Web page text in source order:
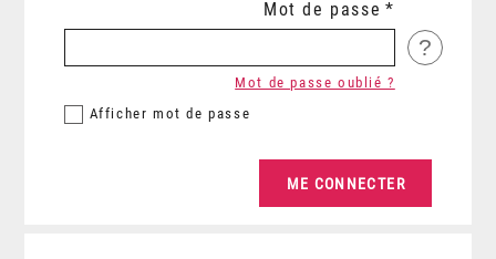
Mot de passe
?
Afficher mot de passe
Mot de passe oublié ?